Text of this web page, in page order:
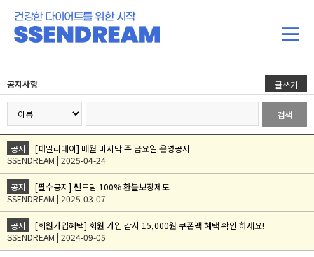
건강한 다이어트를 위한 시작
공지사항 글쓰기
검색
공지
[패밀리데이] 매월 마지막 주 금요일 운영공지
SSENDREAM | 2025-04-24
공지
[필수공지] 쎈드림 100% 환불보장제도
SSENDREAM | 2025-03-07
공지
[회원가입혜택] 회원 가입 감사 15,000원 쿠폰팩 혜택 확인 하세요!
SSENDREAM | 2024-09-05